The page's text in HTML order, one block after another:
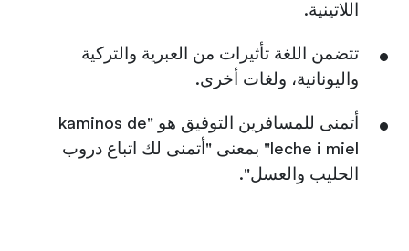
اللاتينية.
تتضمن اللغة تأثيرات من العبرية والتركية
واليونانية، ولغات أخرى.
أتمنى للمسافرين التوفيق هو "kaminos de
leche i miel" بمعنى "أتمنى لك اتباع دروب
الحليب والعسل".